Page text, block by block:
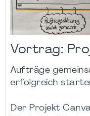
Vortrag:
Aufträge
erfolgreich
Der Projekt